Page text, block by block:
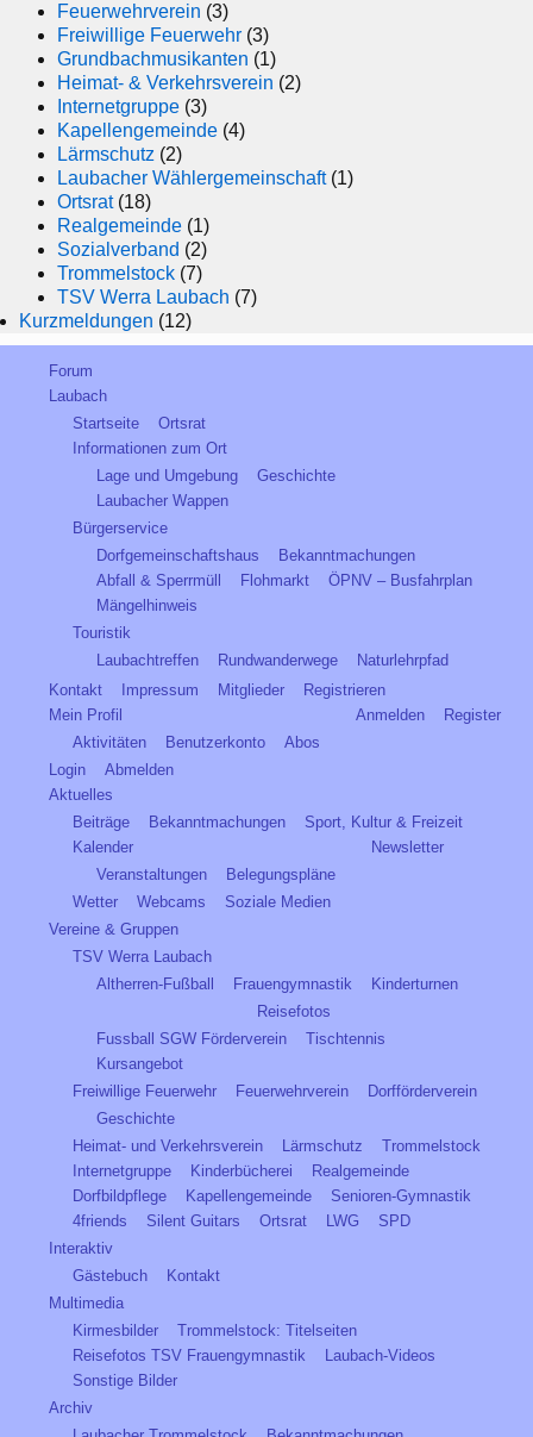
Feuerwehrverein (3)
Freiwillige Feuerwehr (3)
Grundbachmusikanten (1)
Heimat- & Verkehrsverein (2)
Internetgruppe (3)
Kapellengemeinde (4)
Lärmschutz (2)
Laubacher Wählergemeinschaft(1)
Ortsrat(18)
Realgemeinde (1)
Sozialverband (2)
Trommelstock (7)
TSV Werra Laubach (7)
Kurzmeldungen (12)
Forum
Laubach
Startseite
Ortsrat
Informationen zum Ort
Lage und Umgebung
Geschichte
Laubacher Wappen
Bürgerservice
Dorfgemeinschaftshaus
Bekanntmachungen
Abfall & Sperrmüll
Flohmarkt
ÖPNV – Busfahrplan
Mängelhinweis
Touristik
Laubachtreffen
Rundwanderwege
Naturlehrpfad
Kontakt
Impressum Mitglieder
Registrieren
Mein Profil
Aktivitäten
Benutzerkonto Abos
Anmelden Register
Login
Abmelden
Aktuelles
Beiträge
Bekanntmachungen
Sport, Kultur & Freizeit
Kalender
Veranstaltungen
Belegungspläne
Newsletter
Wetter Webcams
Soziale Medien
Vereine & Gruppen
TSV Werra Laubach
Altherren-Fußball
Frauengymnastik
Reisefotos
Kinderturnen
Fussball SGW Förderverein
Tischtennis
Kursangebot
Freiwillige Feuerwehr
Geschichte
Feuerwehrverein Dorfförderverein
Heimat- und Verkehrsverein Lärmschutz
Trommelstock
Internetgruppe
Kinderbücherei
Realgemeinde
Dorfbildpflege
Kapellengemeinde
Senioren-Gymnastik
4friends
Silent Guitars Ortsrat LWG
SPD
Interaktiv
Gästebuch
Kontakt
Multimedia
Kirmesbilder
Trommelstock: Titelseiten
Reisefotos TSV Frauengymnastik
Laubach-Videos
Sonstige Bilder
Archiv